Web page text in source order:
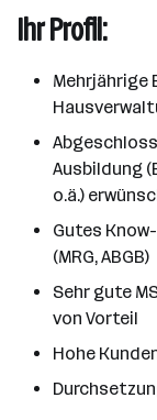
Ihr Profil:
Mehrjährige
Ausbildung
o.ä.)
Gutes
(MRG, ABGB)
Sehr gute
von Vorteil
Hohe